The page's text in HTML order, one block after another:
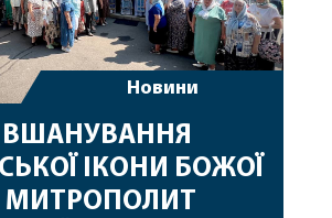
Новини
ВШАНУВАННЯ
ІКОНИ БОЖОЇ
МИТРОПОЛИТ